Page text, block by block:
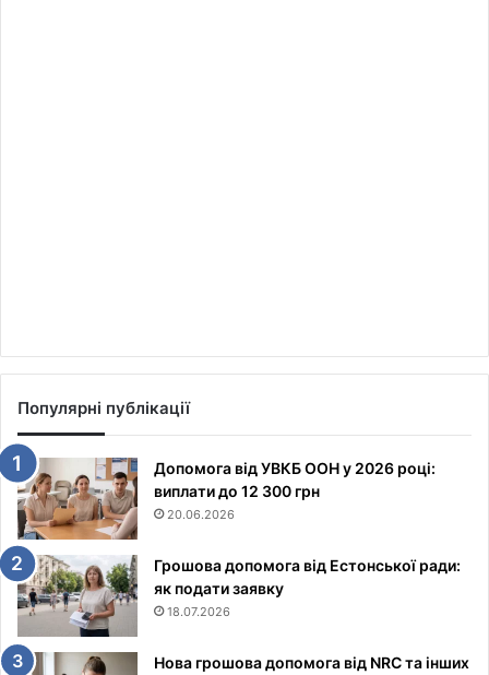
Популярні публікації
Допомога від УВКБ ООН у 2026 році:
виплати до 12 300 грн
20.06.2026
Грошова допомога від Естонської ради:
як подати заявку
18.07.2026
Нова грошова допомога від NRC та інших